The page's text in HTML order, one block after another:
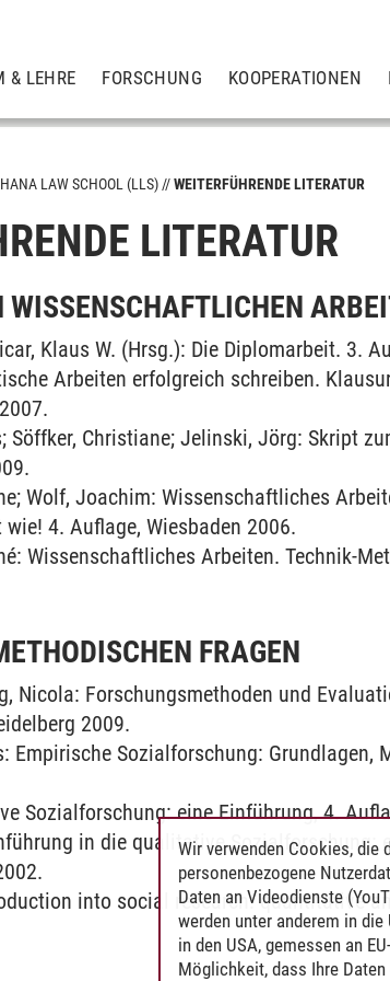
& LEHRE FORSCHUNG KOOPERATIONEN
LAW SCHOOL (LLS) WEITERFÜHRENDE LITERATUR
LITERATUR
Klaus W. (Hrsg.): Die Diplomarbeit. 3.
Arbeiten erfolgreich schreiben.
Söffker, Christiane; Jelinski, Jörg: Skript
Wolf, Joachim: Wissenschaftliches
4. Auflage, Wiesbaden 2006.
Wissenschaftliches Arbeiten. Technik-
FRAGEN
Nicola: Forschungsmethoden und
2009.
Empirische Sozialforschung: Grundlagen,
Sozialforschung: eine Einführung, 4.
in die qualitative Sozialforschung:
into social research: quantitative
Wir verwenden Cookies, die
personenbezogene
Daten an Videodienste
werden unter anderem in
in den USA, gemessen an
Möglichkeit, dass Ihre